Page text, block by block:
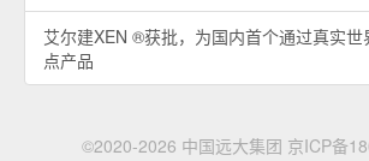
艾尔建XEN ®获批，为国内首个通过真实
点产品
©2020-2026 中国远大集团 京ICP备